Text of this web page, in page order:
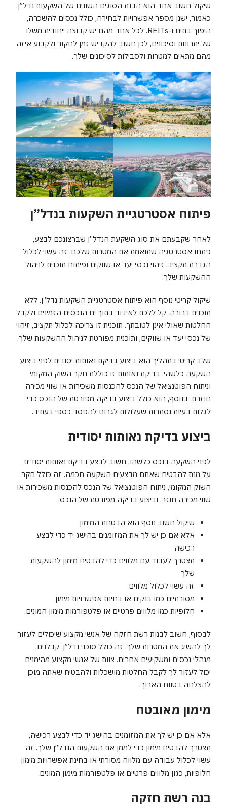
שיקול חשוב אחד הוא הבנת הסוגים השונים של השקעות נדל”ן.
כאמור, ישנן מספר אפשרויות לבחירה, כולל נכסים להשכרה,
היפוך בתים ו-REITs. לכל אחד מהם יש קבוצה ייחודית משלו
של יתרונות וסיכונים, לכן חשוב להקדיש זמן לחקור ולקבוע איזה
מהם מתאים למטרות ולסבילות לסיכונים שלך.
פיתוח אסטרטגיית השקעות בנדל”ן
לאחר שקבעתם את סוג השקעת הנדל”ן שברצונכם לבצע,
פתחו אסטרטגיה שתואמת את המטרות שלכם. זה עשוי לכלול
הגדרת תקציב, זיהוי נכסי יעד או שווקים ופיתוח תוכנית לניהול
ההשקעות שלך.
שיקול קריטי נוסף הוא פיתוח אסטרטגיית השקעות נדל”ן. ללא
תוכנית ברורה, קל ללכת לאיבוד בתוך ים הנכסים הזמינים ולקבל
החלטות שאולי אינן לטובתך. תוכנית זו צריכה לכלול תקציב, זיהוי
של נכסי יעד או שווקים, ותוכנית מפורטת לניהול ההשקעות שלך.
שלב קריטי בתהליך הוא ביצוע בדיקת נאותות יסודית לפני ביצוע
השקעה כלשהי. בדיקת נאותות זו כוללת חקר השוק המקומי
וניתוח הפוטנציאל של הנכס להכנסות משכירות או שווי מכירה
חוזרת. בנוסף, הוא כולל ביצוע בדיקה מפורטת של הנכס כדי
לגלות בעיות נסתרות שעלולות לגרום להפסד כספי בעתיד.
ביצוע בדיקת נאותות יסודית
לפני השקעה בנכס כלשהו, ​​חשוב לבצע בדיקת נאותות יסודית
על מנת להבטיח שאתם מבצעים השקעה חכמה. זה כולל חקר
השוק המקומי, ניתוח הפוטנציאל של הנכס להכנסות משכירות או
שווי מכירה חוזר, וביצוע בדיקה מפורטת של הנכס.
שיקול חשוב נוסף הוא הבטחת המימון
אלא אם כן יש לך את המזומנים בהישג יד כדי לבצע
רכישה
תצטרך לעבוד עם מלווים כדי להבטיח מימון להשקעות
שלך
זה עשוי לכלול מלווים
מסורתיים כמו בנקים או בחינת אפשרויות מימון
חלופיות כמו מלווים פרטיים או פלטפורמות מימון המונים.
לבסוף, חשוב לבנות רשת חזקה של אנשי מקצוע שיכולים לעזור
לך להשיג את המטרות שלך. זה כולל סוכני נדל”ן, קבלנים,
מנהלי נכסים ומשקיעים אחרים. צוות של אנשי מקצוע מהימנים
יכול לעזור לך לקבל החלטות מושכלות ולהבטיח שאתה מוכן
להצלחה בטווח הארוך.
מימון מאובטח
אלא אם כן יש לך את המזומנים בהישג יד כדי לבצע רכישה,
תצטרך להבטיח מימון כדי לממן את השקעות הנדל”ן שלך. זה
עשוי לכלול עבודה עם מלווה מסורתי או בחינת אפשרויות מימון
חלופיות, כגון מלווים פרטיים או פלטפורמות מימון המונים.
בנה רשת חזקה